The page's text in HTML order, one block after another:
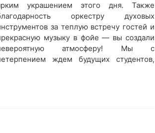
украшением этого дня. Также
оркестру духовых
за теплую встречу гостей и
музыку в фойе — вы создали
атмосферу! Мы с
ждем будущих студентов,